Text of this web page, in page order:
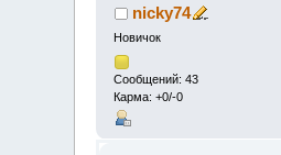
nicky74
Новичок
Сообщений: 43
Карма: +0/-0